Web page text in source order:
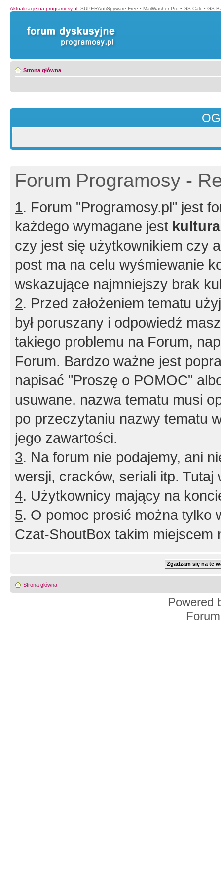
Aktualizacje na programosy.pl: SUPERAntiSpyware Free • MailWasher Pro • GS-Calc • GS-
Strona główna
Forum Programosy -
1. Forum "Programosy.pl" jest
każdego wymagane jest
czy jest się użytkownikiem czy
post ma na celu wyśmiewanie
wskazujące najmniejszy brak
2. Przed założeniem tematu
był poruszany i odpowiedź
takiego problemu na Forum,
Forum. Bardzo ważne jest
napisać "Proszę o POMOC"
usuwane, nazwa tematu musi
po przeczytaniu nazwy tematu
jego zawartości.
3. Na forum nie podajemy, ani
wersji, cracków, seriali itp. Tutaj
4. Użytkownicy mający na
5. O pomoc prosić można tylko
Czat-ShoutBox takim miejscem
Strona główna
Powered